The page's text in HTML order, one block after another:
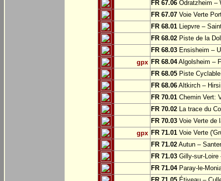
FR 67.06 Odratzheim –
FR 67.07 Voie Verte
FR 68.01 Liepvre –
FR 68.02 Piste de la
FR 68.03 Ensisheim –
gpx FR 68.04Algolsheim –
FR 68.05 Piste
FR 68.06 Altkirch –
FR 70.01 Chemin Vert:
FR 70.02 La trace du
FR 70.03 Voie Verte de
gpx FR 71.01 Voie Verte
FR 71.02 Autun –
FR 71.03 Gilly-sur-Loire
FR 71.04Paray-le-